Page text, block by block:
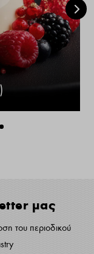
μας
του περιοδικού